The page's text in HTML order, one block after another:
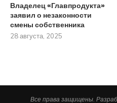
Владелец «Главпродукта»
заявил о незаконности
смены собственника
28 августа, 2025
Все права защищены.